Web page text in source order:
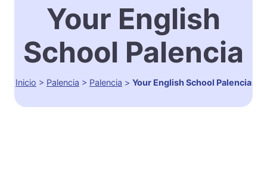
Your English
School Palencia
Inicio > Palencia > Palencia > Your English School Palencia